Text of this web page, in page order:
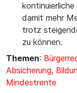
damit mehr
trotz
zu können.
Themen:
Absicherung,
Mindestrente